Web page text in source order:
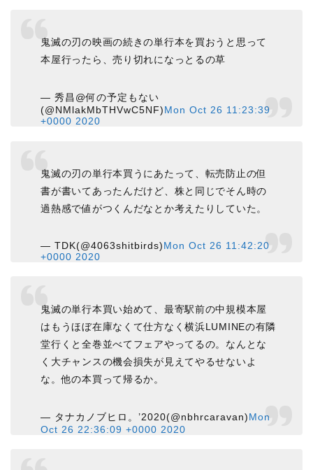
鬼滅の刃の映画の続きの単行本を買おうと思って
本屋行ったら、売り切れになっとるの草
— 秀昌@何の予定もない
(@NMlakMbTHVwC5NF)Mon Oct 26 11:23:39
+0000 2020
鬼滅の刃の単行本買うにあたって、転売防止の但
書が書いてあったんだけど、株と同じでそん時の
過熱感で値がつくんだなとか考えたりしていた。
— TDK(@4063shitbirds)Mon Oct 26 11:42:20
+0000 2020
鬼滅の単行本買い始めて、最寄駅前の中規模本屋
はもうほぼ在庫なくて仕方なく横浜LUMINEの有隣
堂行くと全巻並べてフェアやってるの。なんとな
く大チャンスの機会損失が見えてやるせないよ
な。他の本買って帰るか。
— タナカノブヒロ。’2020(@nbhrcaravan)Mon
Oct 26 22:36:09 +0000 2020